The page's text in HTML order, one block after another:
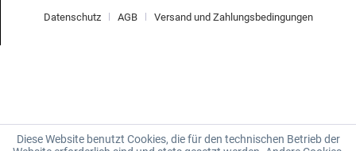
Datenschutz AGB Versand und Zahlungsbedingungen
Diese Website benutzt Cookies, die für den technischen Betrieb der